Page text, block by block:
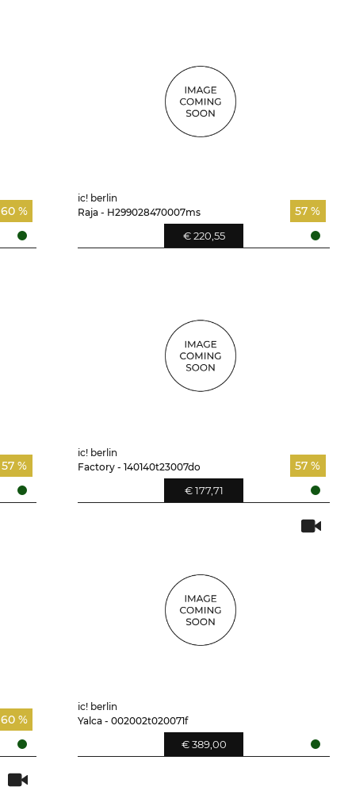
60 %
ic! berlin
Raja - H299028470007ms
57 %
€ 220,55
57 %
ic! berlin
Factory - 140140t23007do
57 %
€ 177,71
60 %
ic! berlin
Yalca - 002002t020071f
€ 389,00